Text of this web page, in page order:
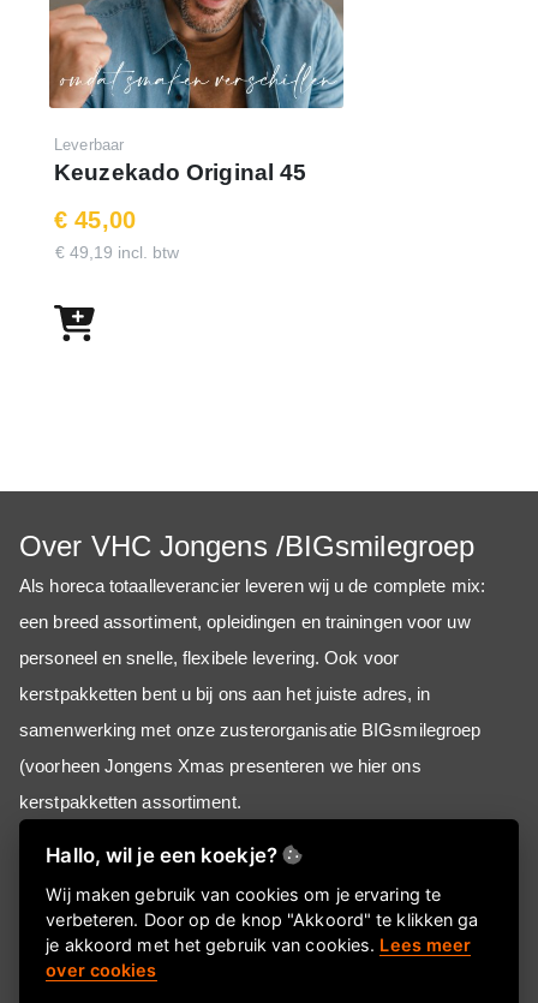
Leverbaar
Keuzekado Original 45
€ 45,00
€ 49,19 incl. btw
Over VHC Jongens /BIGsmilegroep
Als horeca totaalleverancier leveren wij u de complete mix:
een breed assortiment, opleidingen en trainingen voor uw
personeel en snelle, flexibele levering. Ook voor
kerstpakketten bent u bij ons aan het juiste adres, in
samenwerking met onze zusterorganisatie BIGsmilegroep
(voorheen Jongens Xmas presenteren we hier ons
kerstpakketten assortiment.
Informatie
Over ons
FAQ
Hallo, wil je een koekje?
Wij maken gebruik van cookies om je ervaring te
verbeteren. Door op de knop "Akkoord" te klikken ga
je akkoord met het gebruik van cookies. Lees meer
over cookies